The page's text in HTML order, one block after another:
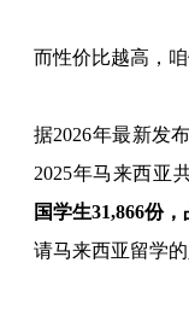
而性价比越高，
据2026年最新发
2025年马来西亚
国学生31,866份
请马来西亚留学